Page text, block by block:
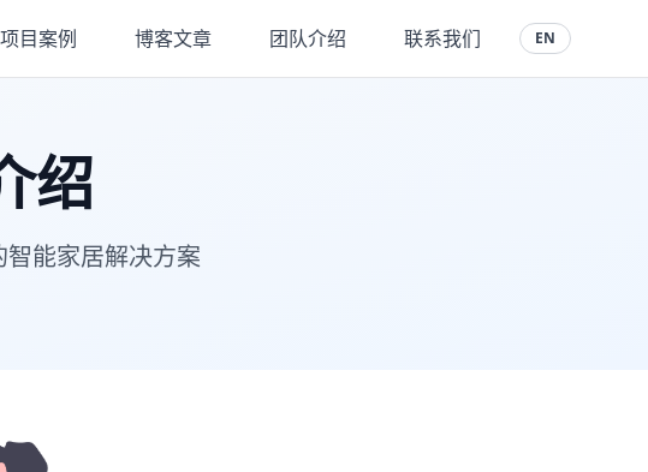
项目案例 博客文章 团队介绍 联系我们 EN
绍
能家居解决方案